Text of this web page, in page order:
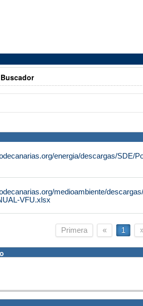
Buscador
energia/descargas/SDE/
medioambiente/
VFU.xlsx
Primera « 1